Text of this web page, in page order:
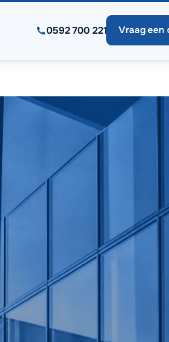
0592 700 221 Vraag een